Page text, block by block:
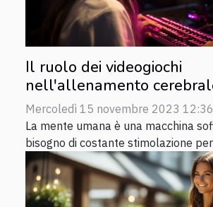
Il ruolo dei videogiochi
nell'allenamento
Mercoledì 15 novembre 2023 12:36
La mente umana è una macchina
bisogno di costante stimolazione